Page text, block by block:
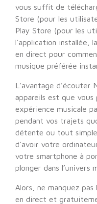
vous suffit de
Store (pour les
Play Store (pour les
l’application installée,
en direct pour
musique préférée
L’avantage d’écouter
appareils est que
expérience musicale
pendant vos trajets
détente ou tout
d’avoir votre
votre smartphone à
plonger dans l’univers
Alors, ne manquez pas
en direct et